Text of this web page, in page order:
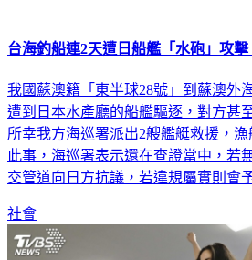
台海釣船連2天遭日船艦「水砲」攻
我國蘇澳籍「東半球28號」到蘇澳外
遭到日本水產廳的船艦驅逐，對方甚
所幸我方海巡署派出2艘艦艇救援，
此事，海巡署表示還在查證當中，若
交管道向日方抗議，若違規屬實則會
社會